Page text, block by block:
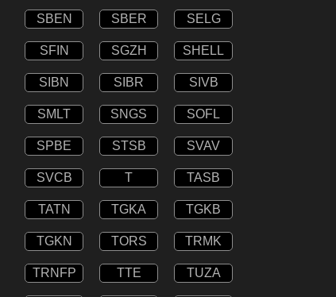
SBEN SBER SELG
SFIN SGZH SHELL
SIBN SIBR SIVB
SMLT SNGS SOFL
SPBE STSB SVAV
SVCB T TASB
TATN TGKA TGKB
TGKN TORS TRMK
TRNFP TTE TUZA